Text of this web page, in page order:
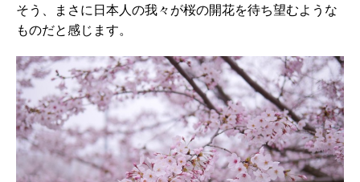
そう、まさに日本人の我々が桜の開花を待ち望むような
ものだと感じます。